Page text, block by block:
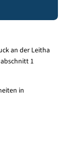
an der Leitha
1
in